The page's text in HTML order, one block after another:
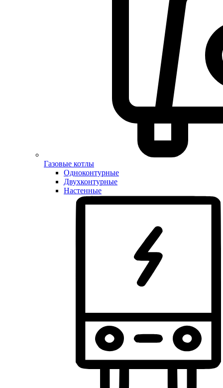
Газовые котлы
Одноконтурные
Двухконтурные
Настенные